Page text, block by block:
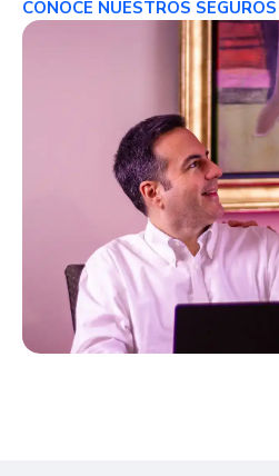
CONOCE NUESTROS SEGUROS